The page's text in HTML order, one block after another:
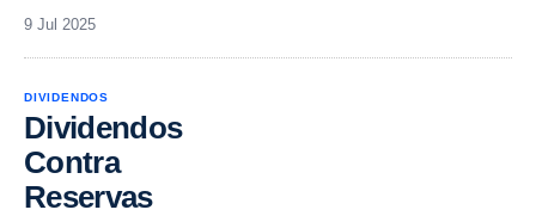
9 Jul 2025
DIVIDENDOS
Dividendos
Contra
Reservas